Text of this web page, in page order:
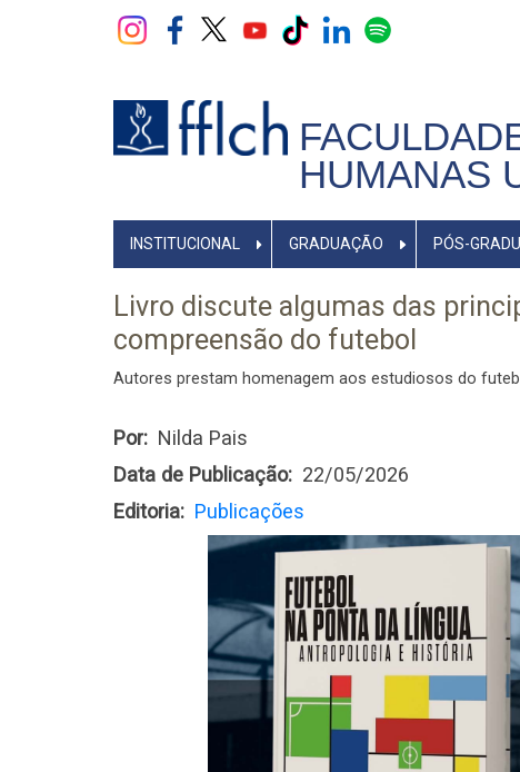
HUMANAS
NAVEGADOR
PRINCIPAL
INSTITUCIONAL GRADUAÇÃO PÓS-
Livro discute algumas das
compreensão do futebol
Autores prestam homenagem aos estudiosos do
Por
Nilda Pais
Data de Publicação
22/05/2026
Editoria
Publicações